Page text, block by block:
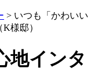
> いつも「かわいい
様邸）
地インタ